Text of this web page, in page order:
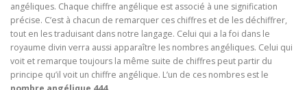
angéliques. Chaque chiffre angélique est associé à une signification
précise. C’est à chacun de remarquer ces chiffres et de les déchiffrer,
tout en les traduisant dans notre langage. Celui qui a la foi dans le
royaume divin verra aussi apparaître les nombres angéliques. Celui qui
voit et remarque toujours la même suite de chiffres peut partir du
principe qu’il voit un chiffre angélique. L’un de ces nombres est le